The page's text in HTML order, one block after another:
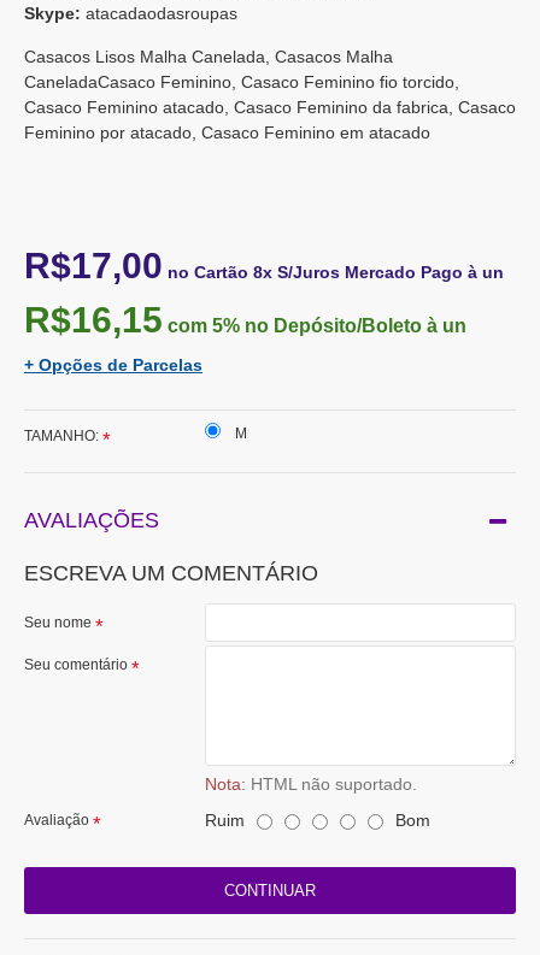
Skype: atacadaodasroupas
Casacos Lisos Malha Canelada, Casacos Malha
CaneladaCasaco Feminino, Casaco Feminino fio torcido,
Casaco Feminino atacado, Casaco Feminino da fabrica, Casaco
Feminino por atacado, Casaco Feminino em atacado
R$17,00 no Cartão 8x S/Juros Mercado Pago à un
R$16,15 com 5% no Depósito/Boleto à un
+ Opções de Parcelas
TAMANHO: M
AVALIAÇÕES
ESCREVA UM COMENTÁRIO
Seu nome
Seu comentário
Nota: HTML não suportado.
Avaliação Ruim Bom
CONTINUAR